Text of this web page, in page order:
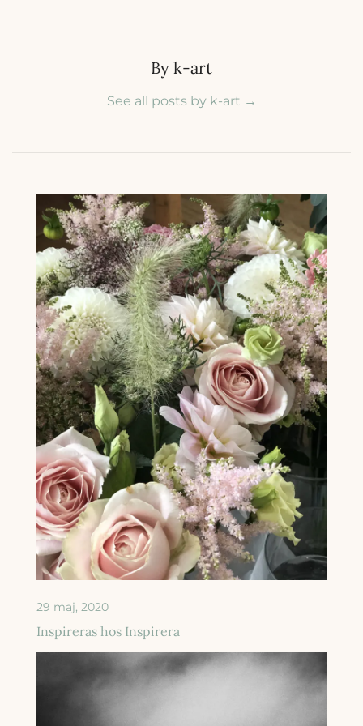
By k-art
See all posts by k-art →
29 maj, 2020
Inspireras hos Inspirera